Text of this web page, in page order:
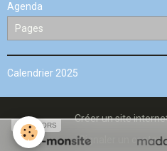
Agenda
Calendrier 2025
Créer un site
Signaler un
SPONSORS